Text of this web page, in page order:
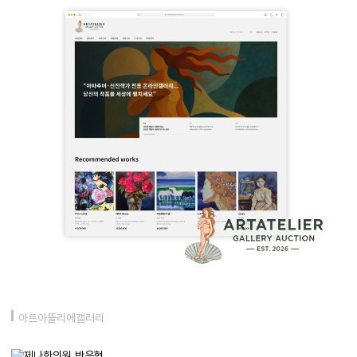
아트아뜰리에갤러리